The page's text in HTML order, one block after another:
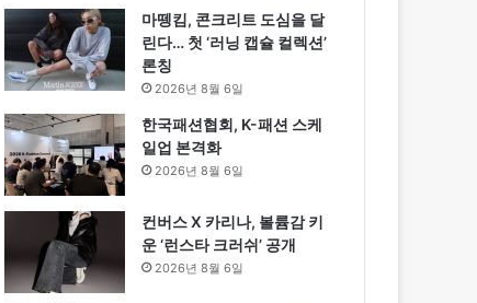
마뗑킴, 콘크리트 도심을 달
린다… 첫 ‘러닝 캡슐 컬렉션’
론칭
2026년 8월 6일
한국패션협회, K-패션 스케
일업 본격화
2026년 8월 6일
컨버스 X 카리나, 볼륨감 키
운 ‘런스타 크러쉬’ 공개
2026년 8월 6일